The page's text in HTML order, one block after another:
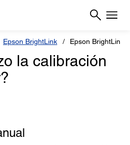
Epson BrightLink Epson BrightLink
la calibración